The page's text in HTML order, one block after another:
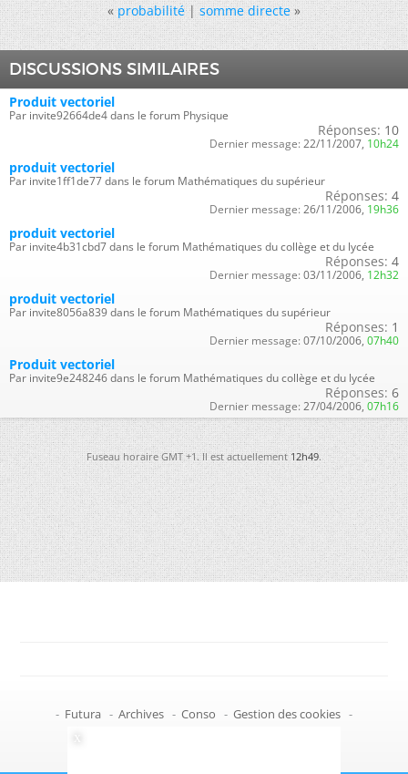
« probabilité|somme directe »
DISCUSSIONS SIMILAIRES
Produit vectoriel
Par invite92664de4 dans le forum Physique
Réponses: 10
Dernier message: 22/11/2007, 10h24
produit vectoriel
Par invite1ff1de77 dans le forum Mathématiques du supérieur
Réponses: 4
Dernier message: 26/11/2006, 19h36
produit vectoriel
Par invite4b31cbd7 dans le forum Mathématiques du collège et du lycée
Réponses: 4
Dernier message: 03/11/2006, 12h32
produit vectoriel
Par invite8056a839 dans le forum Mathématiques du supérieur
Réponses: 1
Dernier message: 07/10/2006, 07h40
Produit vectoriel
Par invite9e248246 dans le forum Mathématiques du collège et du lycée
Réponses: 6
Dernier message: 27/04/2006, 07h16
Fuseau horaire GMT +1. Il est actuellement12h49.
- Futura - Archives - Conso - Gestion des cookies -